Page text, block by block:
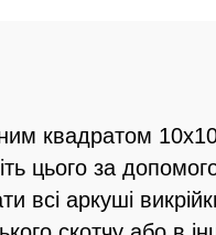
квадратом
цього за
всі аркуші